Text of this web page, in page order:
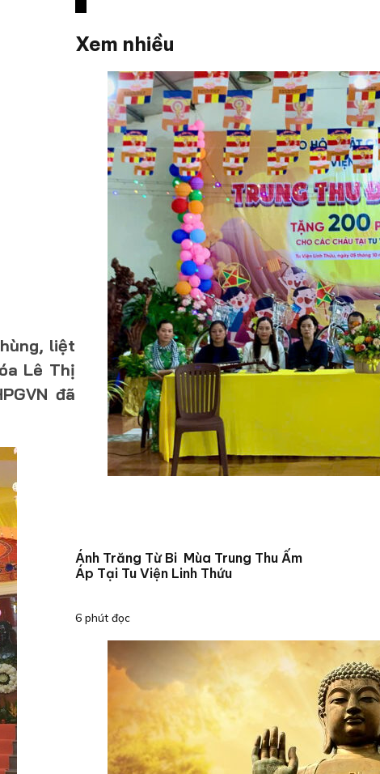
liệt
Lê Thị
đã
Xem nhiều
Ánh Trăng Từ Bi Mùa Trung Thu Ấm
Áp Tại Tu Viện Linh Thứu
6 phút đọc